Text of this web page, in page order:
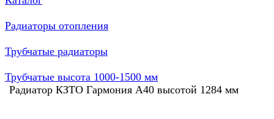
Радиаторы отопления
Трубчатые радиаторы
Трубчатые высота 1000-1500 мм
Радиатор КЗТО Гармония А40 высотой 1284 мм